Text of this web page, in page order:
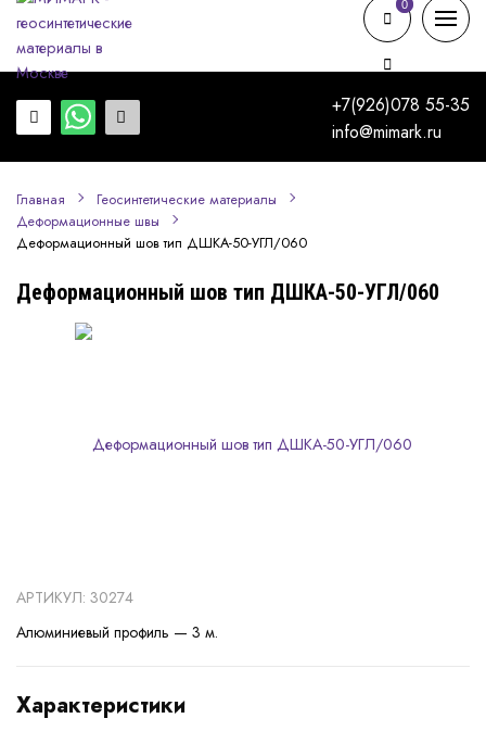
+7(926)078 55-35
info@mimark.ru
0
0
Главная
Геосинтетические материалы
Деформационные швы
Деформационный шов тип ДШКА-50-УГЛ/060
Деформационный шов тип ДШКА-50-УГЛ/060
АРТИКУЛ: 30274
Алюминиевый профиль — 3 м.
Характеристики